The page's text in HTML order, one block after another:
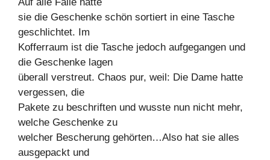
sie die Geschenke schön sortiert in eine Tasche
geschlichtet. Im
Kofferraum ist die Tasche jedoch aufgegangen und
die Geschenke lagen
überall verstreut. Chaos pur, weil: Die Dame hatte
vergessen, die
Pakete zu beschriften und wusste nun nicht mehr,
welche Geschenke zu
welcher Bescherung gehörten…Also hat sie alles
ausgepackt und